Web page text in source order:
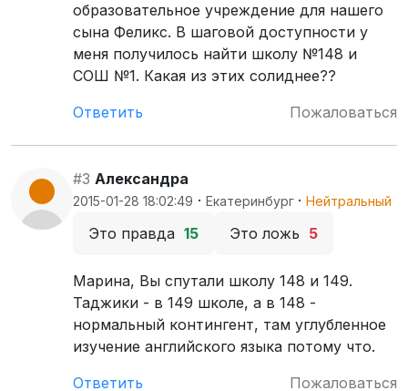
образовательное учреждение для нашего
сына Феликс. В шаговой доступности у
меня получилось найти школу №148 и
СОШ №1. Какая из этих солиднее??
Ответить
Пожаловаться
#3 Александра
2015-01-28 18:02:49 · Екатеринбург · Нейтральный
Это правда 15 Это ложь 5
Марина, Вы спутали школу 148 и 149.
Таджики - в 149 школе, а в 148 -
нормальный контингент, там углубленное
изучение английского языка потому что.
Ответить
Пожаловаться